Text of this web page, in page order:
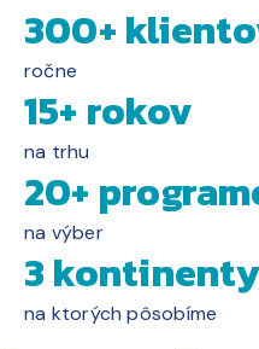
300+
ročne
15+ rokov
na trhu
20+
na výber
3 kontinenty
na ktorých pôsobíme